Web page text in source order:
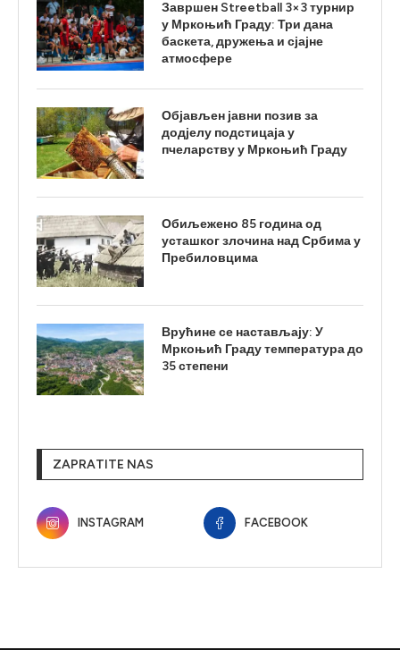
Завршен Streetball 3×3 турнир
у Мркоњић Граду: Три дана
баскета, дружења и сјајне
атмосфере
Објављен јавни позив за
додјелу подстицаја у
пчеларству у Мркоњић Граду
Обиљежено 85 година од
усташког злочина над Србима у
Пребиловцима
Врућине се настављају: У
Мркоњић Граду температура до
35 степени
ZAPRATITE NAS
INSTAGRAM FACEBOOK